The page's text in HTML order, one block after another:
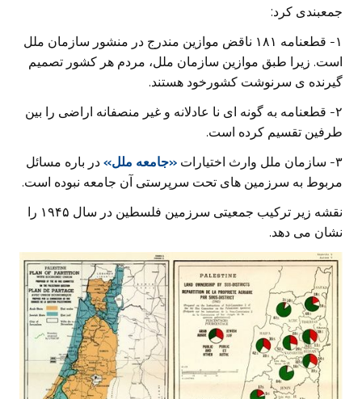
جمعبندی کرد:
۱- قطعنامه ۱۸۱ ناقض موازین مندرج در منشور سازمان ملل
است. زیرا طبق موازین سازمان ملل، مردم هر کشور تصمیم
گیرنده ی سرنوشت کشورخود هستند.
۲- قطعنامه به گونه ای نا عادلانه و غیر منصفانه اراضی را بین
طرفین تقسیم کرده است.
۳- سازمان ملل وارث اختیارات
«جامعه ملل» در باره مسائل
مربوط به سرزمین های تحت سرپرستی آن جامعه نبوده است.
نقشه زیر ترکیب جمعیتی سرزمین فلسطین در سال ۱۹۴۵ را
نشان می دهد.